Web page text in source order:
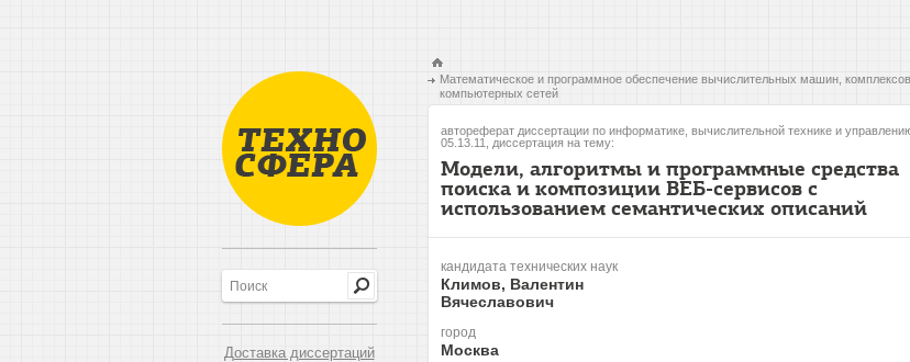
Доставка диссертаций
Математическое и программное обеспечение вычислительных машин,
компьютерных сетей
автореферат диссертации по информатике, вычислительной технике и
05.13.11, диссертация на тему:
Модели, алгоритмы и программные средства
поиска и композиции ВЕБ-сервисов с
использованием семантических описаний
кандидата технических наук
Климов, Валентин
Вячеславович
город
Москва